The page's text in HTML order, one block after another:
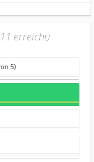
erreicht)
5)